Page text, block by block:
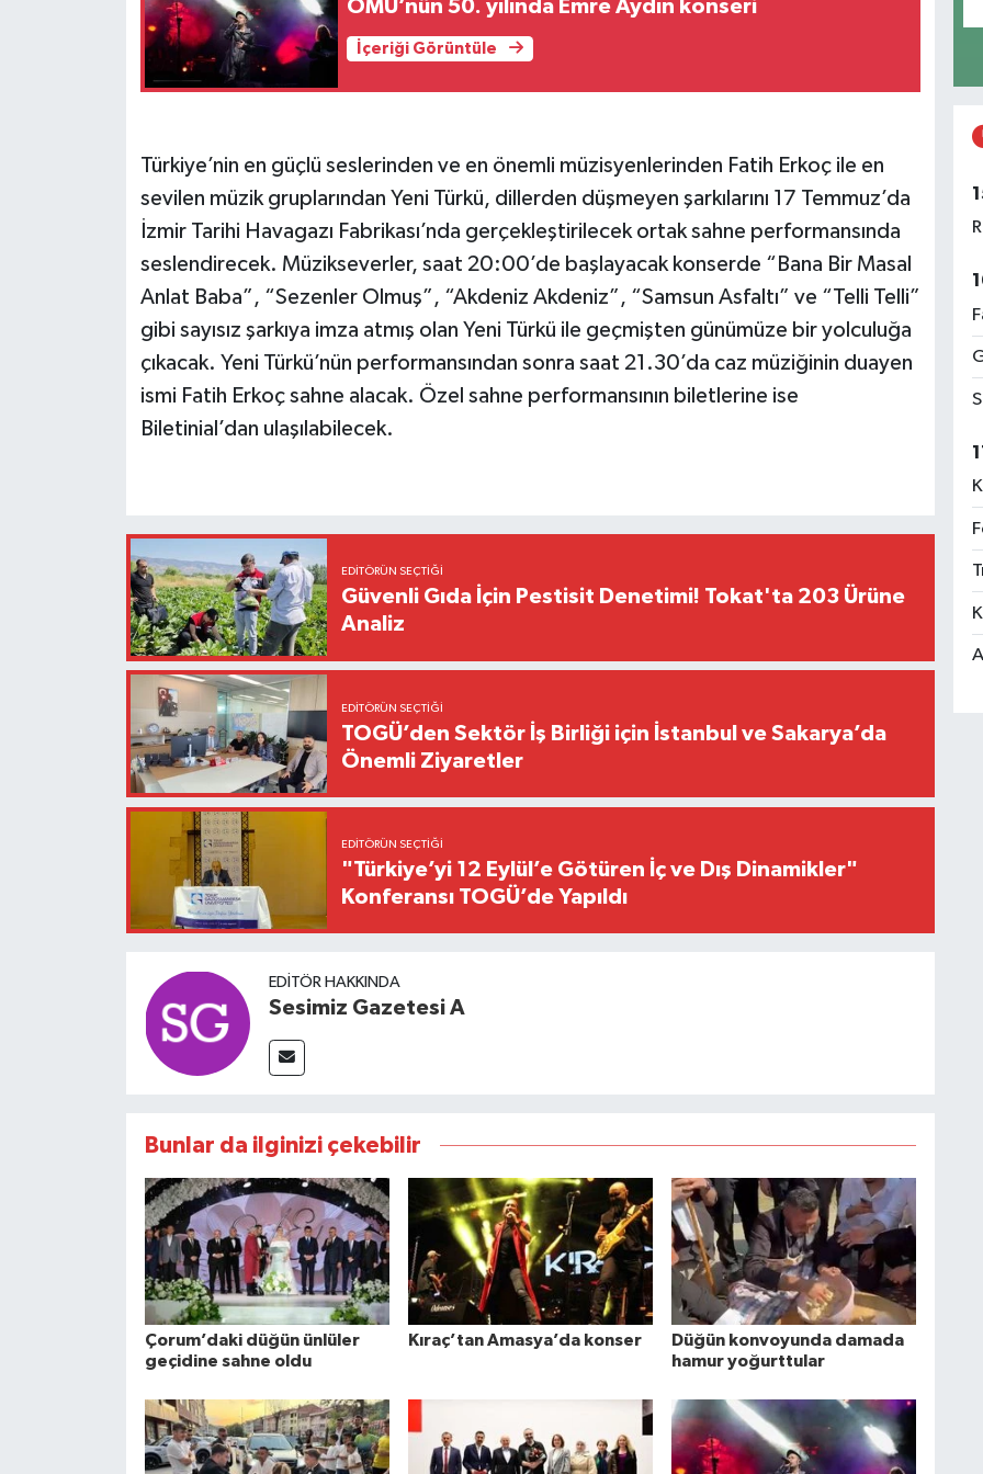
OMÜ’nün 50. yılında Emre Aydın konseri
İçeriği Görüntüle
Türkiye’nin en güçlü seslerinden ve en önemli müzisyenlerinden Fatih Erkoç ile en
sevilen müzik gruplarından Yeni Türkü, dillerden düşmeyen şarkılarını 17 Temmuz’da
İzmir Tarihi Havagazı Fabrikası’nda gerçekleştirilecek ortak sahne performansında
seslendirecek. Müzikseverler, saat 20:00’de başlayacak konserde “Bana Bir Masal
Anlat Baba”, “Sezenler Olmuş”, “Akdeniz Akdeniz”, “Samsun Asfaltı” ve “Telli Telli”
gibi sayısız şarkıya imza atmış olan Yeni Türkü ile geçmişten günümüze bir yolculuğa
çıkacak. Yeni Türkü’nün performansından sonra saat 21.30’da caz müziğinin duayen
ismi Fatih Erkoç sahne alacak. Özel sahne performansının biletlerine ise
Biletinial’dan ulaşılabilecek.
EDITÖRÜN SEÇTIĞI
Güvenli Gıda İçin Pestisit Denetimi! Tokat'ta 203 Ürüne
Analiz
EDITÖRÜN SEÇTIĞI
TOGÜ’den Sektör İş Birliği için İstanbul ve Sakarya’da
Önemli Ziyaretler
EDITÖRÜN SEÇTIĞI
"Türkiye’yi 12 Eylül’e Götüren İç ve Dış Dinamikler"
Konferansı TOGÜ’de Yapıldı
EDITÖR HAKKINDA
Sesimiz Gazetesi A
Bunlar da ilginizi çekebilir
Çorum’daki düğün ünlüler
geçidine sahne oldu
Kıraç’tan Amasya’da konser
Düğün konvoyunda damada
hamur yoğurttular